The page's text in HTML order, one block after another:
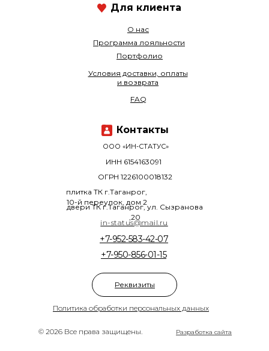
© 2026 Все права защищены.
Политика обработки персональных данных
+7-950-856-01-15
+7-952-583-42-07
О нас
Программа лояльности
Портфолио
ООО «ИН-СТАТУС»
плитка ТК г.Таганрог,
10-й переулок, дом 2
двери ТК г.Таганрог, ул. Сызранова
,20
ОГРН 1226100018132
ИНН 6154163091
Разработка сайта
Условия доставки, оплаты
и возврата
FAQ
in-status@mail.ru
Контакты
Для клиента
Реквизиты